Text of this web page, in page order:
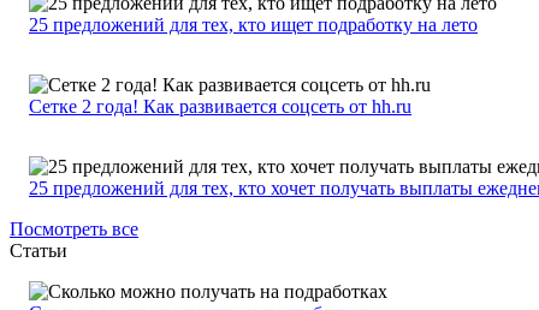
25 предложений для тех, кто ищет подработку на лето
Сетке 2 года! Как развивается соцсеть от hh.ru
25 предложений для тех, кто хочет получать выплаты
Посмотреть все
Статьи